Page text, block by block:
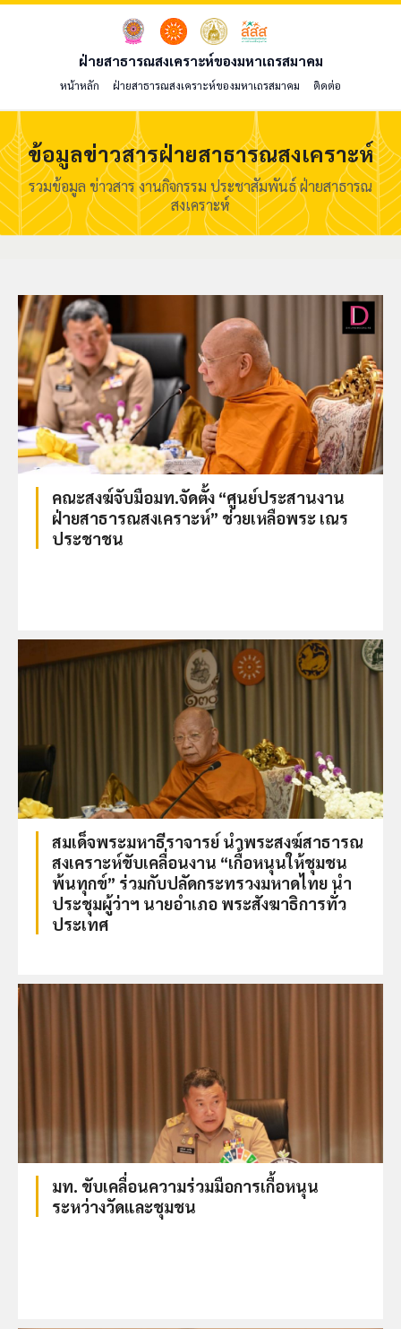
ฝ่ายสาธารณสงเคราะห์ของมหาเถรสมาคม
หน้าหลัก ฝ่ายสาธารณสงเคราะห์ของมหาเถรสมาคม ติดต่อ
ข้อมูลข่าวสารฝ่ายสาธารณสงเคราะห์
รวมข้อมูล ข่าวสาร งานกิจกรรม ประชาสัมพันธ์ ฝ่ายสาธารณ
สงเคราะห์
คณะสงฆ์จับมือมท.จัดตั้ง “ศูนย์ประสานงาน
ฝ่ายสาธารณสงเคราะห์” ช่วยเหลือพระ เณร
ประชาชน
สมเด็จพระมหาธีราจารย์ นำพระสงฆ์สาธารณ
สงเคราะห์ขับเคลื่อนงาน “เกื้อหนุนให้ชุมชน
พ้นทุกข์” ร่วมกับปลัดกระทรวงมหาดไทย นำ
ประชุมผู้ว่าฯ นายอำเภอ พระสังฆาธิการทั่ว
ประเทศ
มท. ขับเคลื่อนความร่วมมือการเกื้อหนุน
ระหว่างวัดและชุมชน